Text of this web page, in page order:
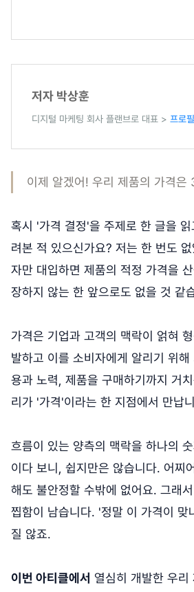
저자 박상훈
디지털 마케팅 회사 플랜브로 대표 > 프로
이제 알겠어! 우리 제품의 가격
혹시 '가격 결정'을 주제로 한 글을
려본 적 있으신가요? 저는 한 번도
자만 대입하면 제품의 적정 가격을
장하지 않는 한 앞으로도 없을 것 같
가격은 기업과 고객의 맥락이 얽혀
발하고 이를 소비자에게 알리기 위해
용과 노력, 제품을 구매하기까지 거
리가 '가격'이라는 한 지점에서 만납
흐름이 있는 양측의 맥락을 하나의
이다 보니, 쉽지만은 않습니다. 어찌
해도 불안정할 수밖에 없어요. 그래
찝함이 남습니다. '정말 이 가격이 맞
질 않죠.
이번 아티클에서 열심히 개발한 우